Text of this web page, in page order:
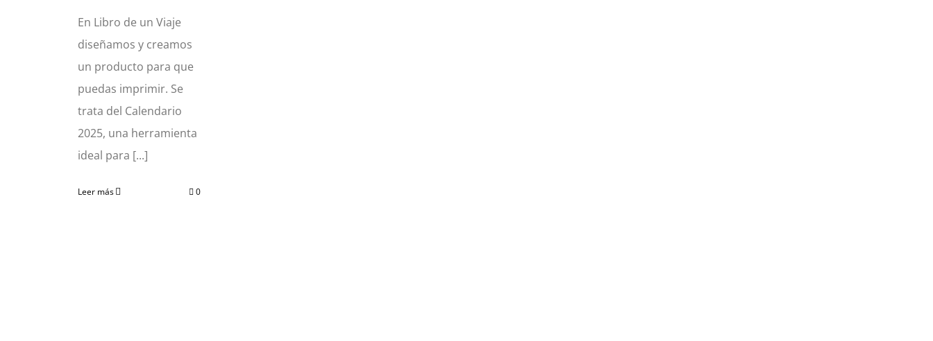
En Libro de un Viaje
diseñamos y creamos
un producto para que
puedas imprimir. Se
trata del Calendario
2025, una herramienta
ideal para [...]
Leer más 0